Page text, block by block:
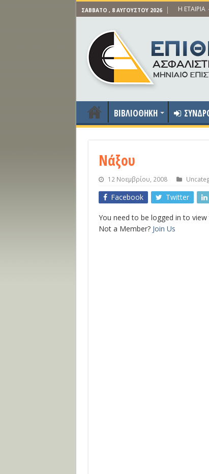
ΣΆΒΒΑΤΟ , 8 ΑΥΓΟΎΣΤΟΥ 2026 Η ΕΤΑΙΡΙΑ
ΒΙΒΛΙΟΘΗΚΗ
Νάξου
12 Νοεμβρίου, 2008
Facebook Twitter
You need to be logged in to
Not a Member? Join Us